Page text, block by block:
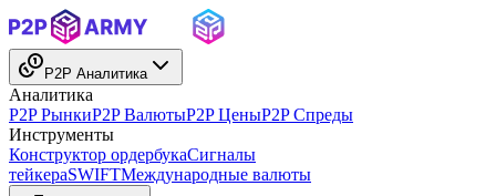
P2P Аналитика
Аналитика
P2P РынкиP2P ВалютыP2P ЦеныP2P Спреды
Инструменты
Конструктор ордербукаСигналы
тейкераSWIFTМеждународные валюты